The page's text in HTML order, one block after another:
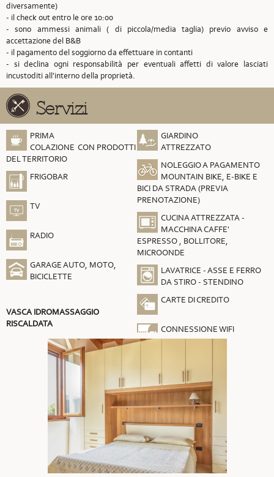
diversamente)
- il check out entro le ore 10:00
- sono ammessi animali ( di piccola/media taglia) previo avviso e
accettazione del B&B
- il pagamento del soggiorno da effettuare in contanti
- si declina ogni responsabilità per eventuali affetti di valore lasciati
incustoditi all'interno della proprietà.
Servizi
PRIMA
COLAZIONE CON PRODOTTI
DEL TERRITORIO
FRIGOBAR
TV
RADIO
GARAGE AUTO, MOTO,
BICICLETTE
VASCA IDROMASSAGGIO
RISCALDATA
GIARDINO
ATTREZZATO
NOLEGGIO A PAGAMENTO
MOUNTAIN BIKE, E-BIKE E
BICI DA STRADA (PREVIA
PRENOTAZIONE)
CUCINA ATTREZZATA -
MACCHINA CAFFE'
ESPRESSO , BOLLITORE,
MICROONDE
LAVATRICE - ASSE E FERRO
DA STIRO - STENDINO
CARTE DI CREDITO
CONNESSIONE WIFI
GRATUITA